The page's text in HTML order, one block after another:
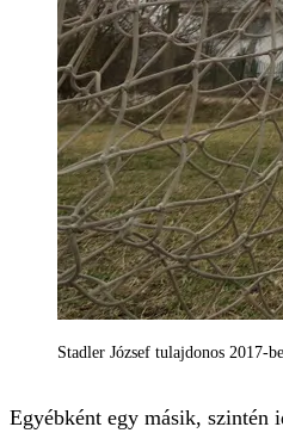
Stadler József tulajdonos 2017-
Egyébként egy másik, szintén